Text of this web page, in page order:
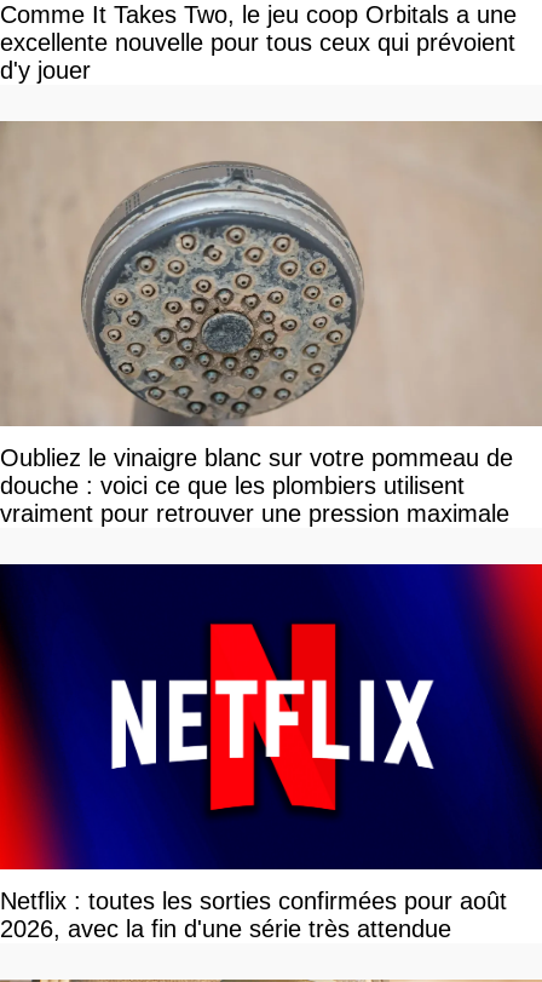
Comme It Takes Two, le jeu coop Orbitals a une
excellente nouvelle pour tous ceux qui prévoient
d'y jouer
Oubliez le vinaigre blanc sur votre pommeau de
douche : voici ce que les plombiers utilisent
vraiment pour retrouver une pression maximale
Netflix : toutes les sorties confirmées pour août
2026, avec la fin d'une série très attendue